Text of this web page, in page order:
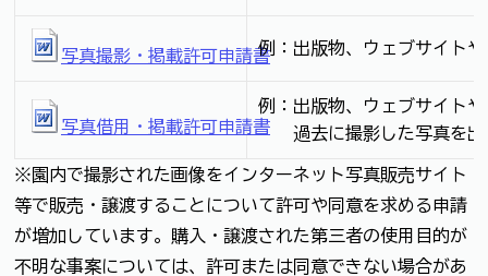
写真撮影・掲載許可申請書例：出版物、ウェブサイトや
写真借用・掲載許可申請書
例：出版物、ウェブサイト
過去に撮影した写真を出
※園内で撮影された画像をインターネット写真販売サイト
等で販売・譲渡することについて許可や同意を求める申請
が増加しています。購入・譲渡された第三者の使用目的が
不明な事案については、許可または同意できない場合があ